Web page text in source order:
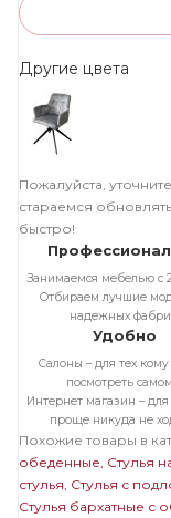
Другие цвета
Пожалуйста,
стараемся
быстро!
Занимаемся мебелью с
Отбираем лучшие
надежных
Удобно
Салоны – для тех
посмотреть
Интернет магазин – для
проще никуда не
Похожие товары в
обеденные Стулья
стулья Стулья с
Стулья бархатные с